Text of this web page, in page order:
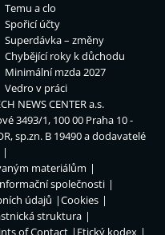
Temu a clo
Spořicí účty
Superdávka – změny
Chybějící roky k důchodu
Minimální mzda 2027
Vedro v práci
NEWS CENTER a.s.
3493/1, 100 00 Praha 10 -
sp.zn. B 19490 a dodavatelé
materiálům
společnosti
údajů
Cookies
struktura
of Contact
Etický kodex